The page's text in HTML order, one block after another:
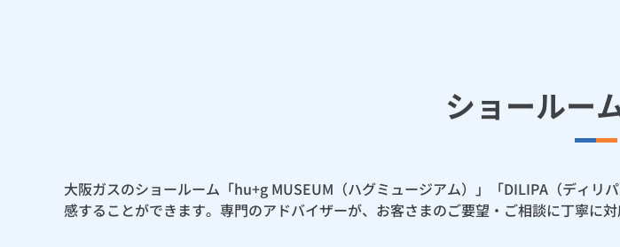
ショールー
大阪ガスのショールーム「hu+g MUSEUM（ハグミュージアム）」「DILIPA（ディ
感することができます。専門のアドバイザーが、お客さまのご要望・ご相談に丁寧に対